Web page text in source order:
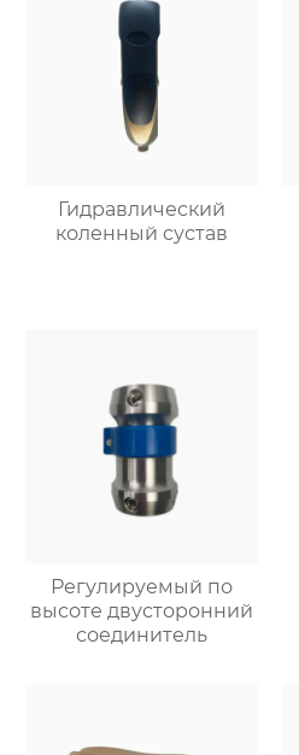
Гидравлический
коленный сустав
Регулируемый по
высоте двусторонний
соединитель